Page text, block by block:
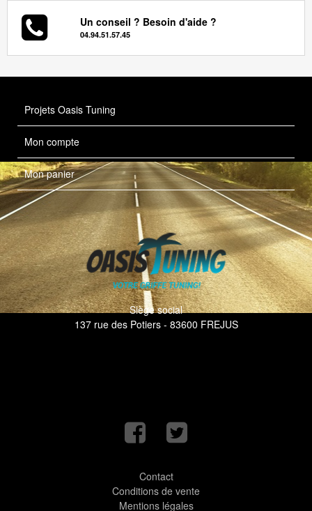
Un conseil ? Besoin d'aide ?
04.94.51.57.45
Projets Oasis Tuning
Mon compte
Mon panier
Siège social
137 rue des Potiers - 83600 FREJUS
Contact
Conditions de vente
Mentions légales